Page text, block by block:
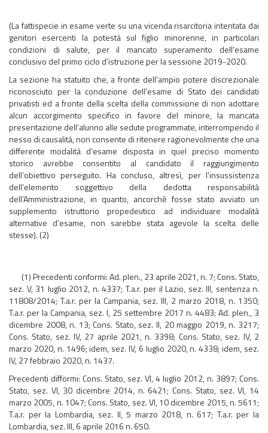
(La fattispecie in esame verte su una vicenda risarcitoria intentata dai
genitori esercenti la potestà sul figlio minorenne, in particolari
condizioni di salute, per il mancato superamento dell’esame
conclusivo del primo ciclo d’istruzione per la sessione 2019-2020.
La sezione ha statuito che, a fronte dell’ampio potere discrezionale
riconosciuto per la conduzione dell’esame di Stato dei candidati
privatisti ed a fronte della scelta della commissione di non adottare
alcun accorgimento specifico in favore del minore, la mancata
presentazione dell’alunno alle sedute programmate, interrompendo il
nesso di causalità, non consente di ritenere ragionevolmente che una
differente modalità d’esame disposta in quel preciso momento
storico avrebbe consentito al candidato il raggiungimento
dell’obiettivo perseguito. Ha concluso, altresì, per l’insussistenza
dell’elemento soggettivo della dedotta responsabilità
dell’Amministrazione, in quanto, ancorchè fosse stato avviato un
supplemento istruttorio propedeutico ad individuare modalità
alternative d’esame, non sarebbe stata agevole la scelta delle
stesse). (2)
(1) Precedenti conformi: Ad. plen., 23 aprile 2021, n. 7; Cons. Stato,
sez. V, 31 luglio 2012, n. 4337; T.a.r. per il Lazio, sez. III, sentenza n.
11808/2014; T.a.r. per la Campania, sez. III, 2 marzo 2018, n. 1350;
T.a.r. per la Campania, sez. I, 25 settembre 2017 n. 4483; Ad. plen., 3
dicembre 2008, n. 13; Cons. Stato, sez. II, 20 maggio 2019, n. 3217;
Cons. Stato, sez. IV, 27 aprile 2021, n. 3398; Cons. Stato, sez. IV, 2
marzo 2020, n. 1496; idem, sez. IV, 6 luglio 2020, n. 4338; idem, sez.
IV, 27 febbraio 2020, n. 1437.
Precedenti difformi: Cons. Stato, sez. VI, 4 luglio 2012, n. 3897; Cons.
Stato, sez. VI, 30 dicembre 2014, n. 6421; Cons. Stato, sez. VI, 14
marzo 2005, n. 1047; Cons. Stato, sez. VI, 10 dicembre 2015, n. 5611;
T.a.r. per la Lombardia, sez. II, 5 marzo 2018, n. 617; T.a.r. per la
Lombardia, sez. III, 6 aprile 2016 n. 650.